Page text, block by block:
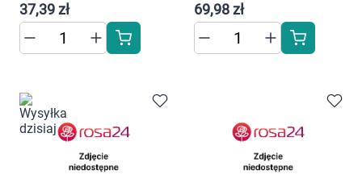
37,39 zł 69,98 zł